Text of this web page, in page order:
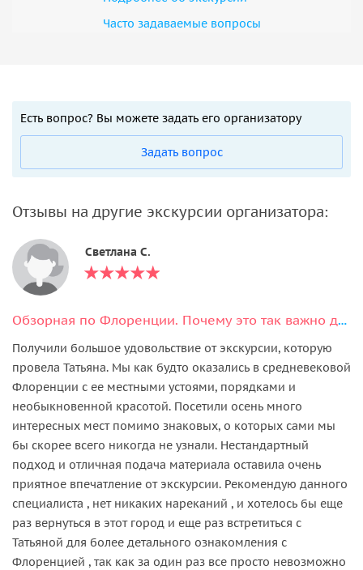
Часто задаваемые вопросы
Есть вопрос? Вы можете задать его организатору
Задать вопрос
Отзывы на другие экскурсии организатора:
Светлана С.
Обзорная по Флоренции. Почему это так важно для знакомства с городом?
Получили большое удовольствие от экскурсии, которую
провела Татьяна. Мы как будто оказались в средневековой
Флоренции с ее местными устоями, порядками и
необыкновенной красотой. Посетили осень много
интересных мест помимо знаковых, о которых сами мы
бы скорее всего никогда не узнали. Нестандартный
подход и отличная подача материала оставила очень
приятное впечатление от экскурсии. Рекомендую данного
специалиста , нет никаких нареканий , и хотелось бы еще
раз вернуться в этот город и еще раз встретиться с
Татьяной для более детального ознакомления с
Флоренцией , так как за один раз все просто невозможно